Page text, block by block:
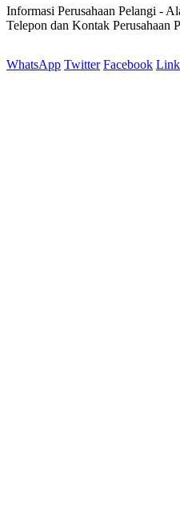
Informasi Perusahaan Pelangi -
Telepon dan Kontak Perusahaan
WhatsApp Twitter Facebook